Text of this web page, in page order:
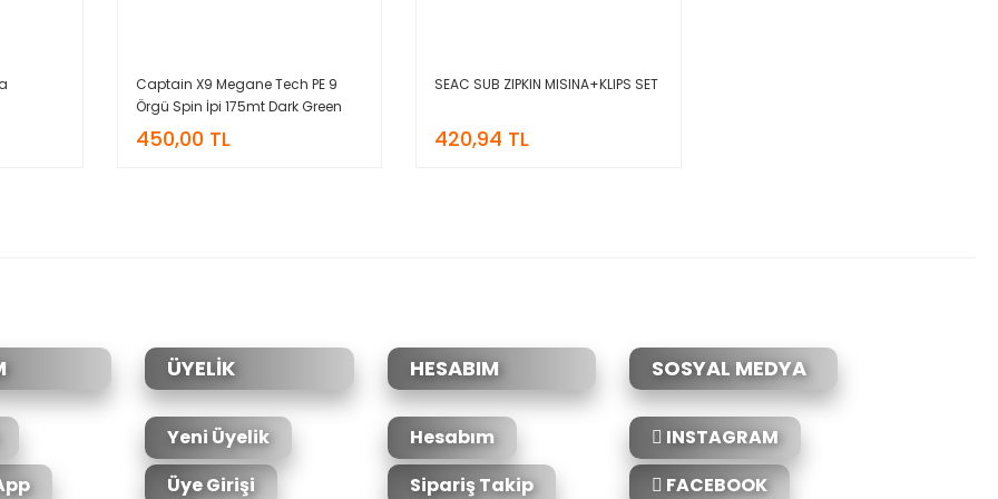
Captain X9 Megane Tech PE 9
Örgü Spin İpi 175mt Dark Green
450,00 TL
SEAC SUB ZIPKIN MISINA+KLIPS SET
420,94 TL
ÜYELİK
Yeni Üyelik
Üye Girişi
HESABIM
Hesabım
Sipariş Takip
SOSYAL MEDYA
INSTAGRAM
FACEBOOK